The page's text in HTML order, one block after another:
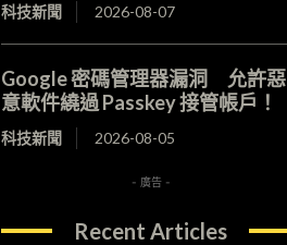
科技新聞 2026-08-07
Google 密碼管理器漏洞 允許惡
意軟件繞過 Passkey 接管帳戶！
科技新聞 2026-08-05
- 廣告 -
Recent Articles